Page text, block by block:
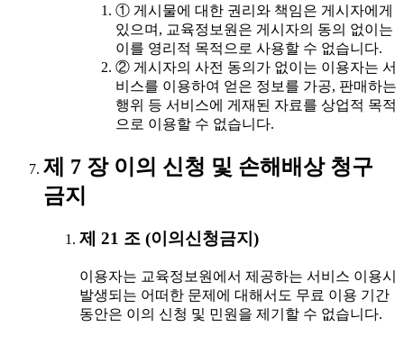
① 게시물에 대한 권리와 책임은 게시자에게
있으며, 교육정보원은 게시자의 동의 없이는
이를 영리적 목적으로 사용할 수 없습니다.
② 게시자의 사전 동의가 없이는 이용자는 서
비스를 이용하여 얻은 정보를 가공, 판매하는
행위 등 서비스에 게재된 자료를 상업적 목적
으로 이용할 수 없습니다.
제 7 장 이의 신청 및 손해배상 청구
금지
제 21 조 (이의신청금지)
이용자는 교육정보원에서 제공하는 서비스 이용시
발생되는 어떠한 문제에 대해서도 무료 이용 기간
동안은 이의 신청 및 민원을 제기할 수 없습니다.